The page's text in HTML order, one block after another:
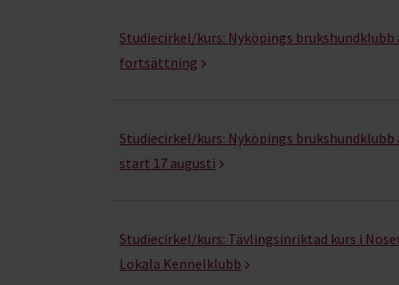
Studiecirkel/kurs: Nyköpings
fortsättning
Studiecirkel/kurs: Nyköpings
start 17 augusti
Studiecirkel/kurs: Tävlingsinriktad kurs i
Lokala Kennelklubb